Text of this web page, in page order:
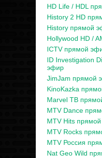
HD Life / HDL
History 2 HD
History прямой
Hollywood HD /
ICTV прямой
ID Investigation
эфир
JimJam прямой
KinoKazka
Marvel ТВ
MTV Dance
MTV Hits
MTV Rocks
MTV Россия
Nat Geo Wild